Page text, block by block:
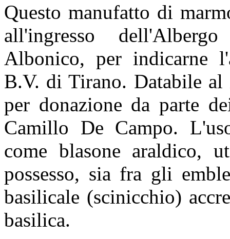
Questo manufatto di
all'ingresso
Albonico, per indicarne
B.V. di Tirano. Databile
per donazione da parte
Camillo De Campo.
come blasone araldico,
possesso, sia fra gli
basilicale (scinicchio)
basilica.